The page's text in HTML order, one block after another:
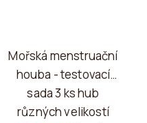
Mořská menstruační
houba - testovací
sada 3 ks hub
různých velikostí